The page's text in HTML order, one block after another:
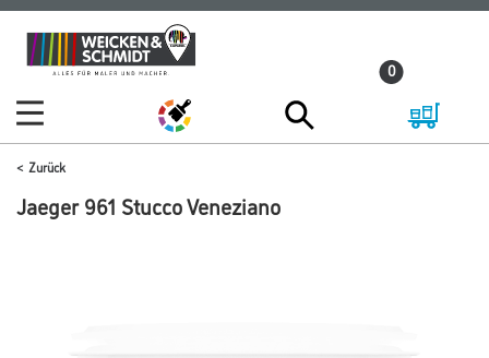
Zum
Inhalt
Zum
Navigationsmenü
0
Zurück
Jaeger 961 Stucco Veneziano